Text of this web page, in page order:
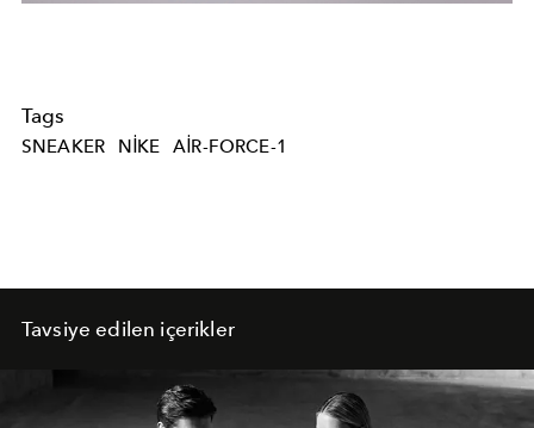
Tags
SNEAKER NIKE AIR-FORCE-1
Tavsiye edilen içerikler